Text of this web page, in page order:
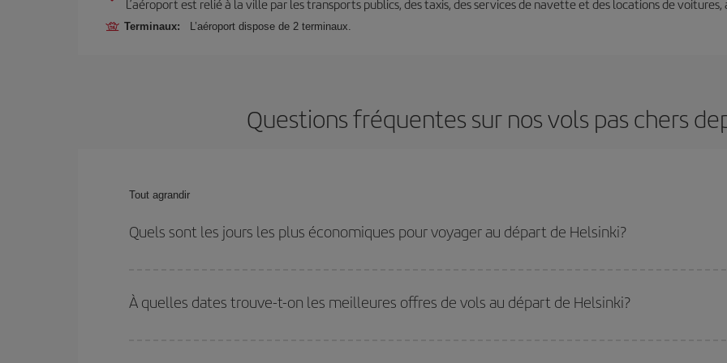
L’aéroport est relié à la ville par les transports publics, des taxis, des services de navette et des locations de
Terminaux: L’aéroport dispose de 2 terminaux.
Questions fréquentes sur nos vols pas chers
Tout agrandir
Quels sont les jours les plus économiques pour voyager au départ de Helsinki?
vous partez, où vous voulez aller et à quelles dates vous aviez prévu de voyager. Nous afficherons les vols les plus
mais également pour les jours proches
, à l'aller comme au retour, afin que vous puissiez trouver la meilleure offre.
À quelles dates trouve-t-on les meilleures offres de vols au départ de Helsinki?